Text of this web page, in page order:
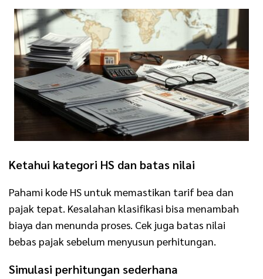
Ketahui kategori HS dan batas nilai
Pahami kode HS untuk memastikan tarif bea dan
pajak tepat. Kesalahan klasifikasi bisa menambah
biaya dan menunda proses. Cek juga batas nilai
bebas pajak sebelum menyusun perhitungan.
Simulasi perhitungan sederhana